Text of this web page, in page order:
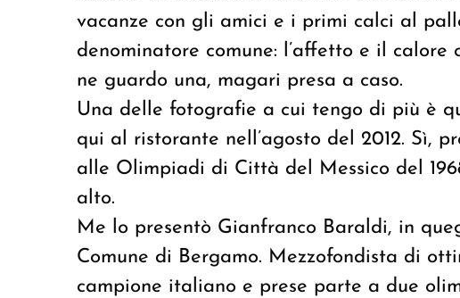
vacanze con gli amici e i primi calci al
denominatore comune: l’affetto e il
ne guardo una, magari presa a caso.
Una delle fotografie a cui tengo di più è
qui al ristorante nell’agosto del 2012. Sì,
alle Olimpiadi di Città del Messico del
alto.
Me lo presentò Gianfranco Baraldi, in
Comune di Bergamo. Mezzofondista di
campione italiano e prese parte a due